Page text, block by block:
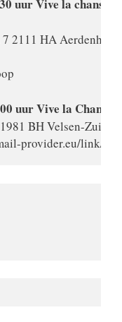
uur Vive la
1981 BH Velsen-Zuid